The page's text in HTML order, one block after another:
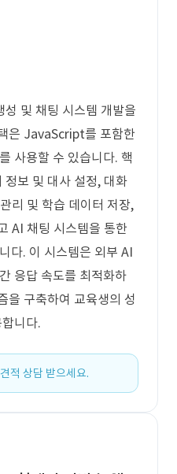
및 채팅 시스템 개발을
은 JavaScript를 포함한
사용할 수 있습니다. 핵
정보 및 대사 설정, 대화
리 및 학습 데이터 저장,
AI 채팅 시스템을 통한
다. 이 시스템은 외부 AI
응답 속도를 최적화하
을 구축하여 교육생의 성
니다.
적 상담 받으세요.